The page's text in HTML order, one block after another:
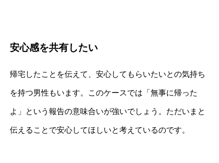
安心感を共有したい
帰宅したことを伝えて、安心してもらいたいとの気持ち
を持つ男性もいます。このケースでは「無事に帰った
よ」という報告の意味合いが強いでしょう。ただいまと
伝えることで安心してほしいと考えているのです。